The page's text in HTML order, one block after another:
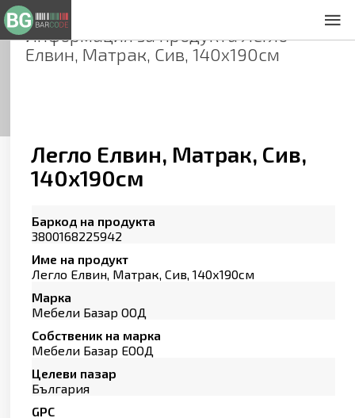
Информация за продуктаЛегло
Елвин, Матрак, Сив, 140х190см
Легло Елвин, Матрак, Сив,
140х190см
Баркод на продукта
3800168225942
Име на продукт
Легло Елвин, Матрак, Сив, 140х190см
Марка
Мебели Базар ООД
Собственик на марка
Мебели Базар ЕООД
Целеви пазар
България
GPC
Общи условия